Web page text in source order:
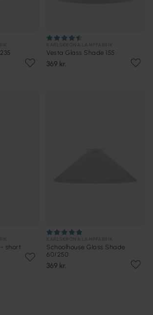
Vesta Glass Shade 155
369 kr.
short
Schoolhouse Glass Shade
60/250
369 kr.